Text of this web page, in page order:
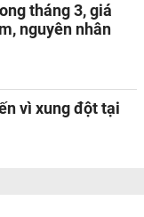
tháng 3, giá
nguyên nhân
vì xung đột tại